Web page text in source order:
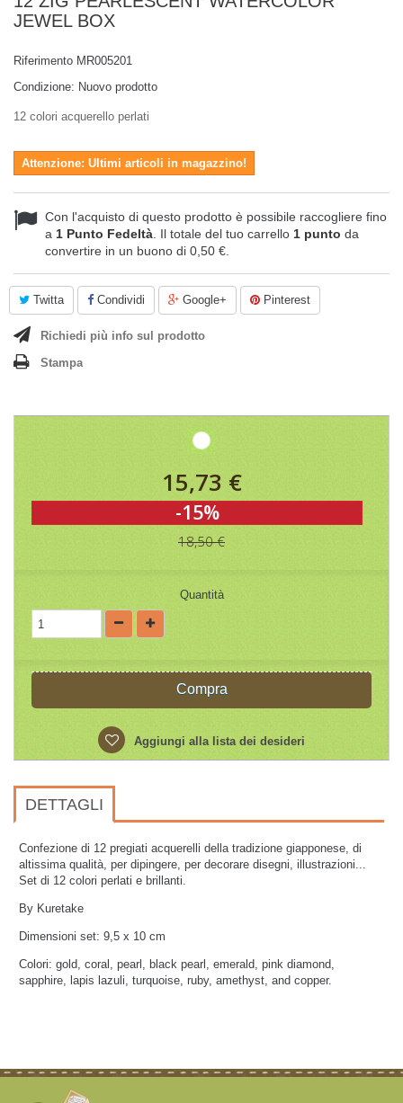
JEWEL BOX
Riferimento MR005201
Condizione: Nuovo prodotto
12 colori acquerello perlati
Attenzione: Ultimi articoli in magazzino!
Con l'acquisto di questo prodotto è possibile raccogliere fino
a 1 Punto Fedeltà . Il totale del tuo carrello 1 punto da
convertire in un buono di 0,50 €
Twitta Condividi Google+ Pinterest
Richiedi più info sul prodotto
Stampa
15,73 €
-15%
18,50 €
Quantità
Compra
Aggiungi alla lista dei desideri
DETTAGLI
Confezione di 12 pregiati acquerelli della tradizione giapponese, di
altissima qualità, per dipingere, per decorare disegni, illustrazioni...
Set di 12 colori perlati e brillanti.
By Kuretake
Dimensioni set: 9,5 x 10 cm
Colori: gold, coral, pearl, black pearl, emerald, pink diamond,
sapphire, lapis lazuli, turquoise, ruby, amethyst, and copper.